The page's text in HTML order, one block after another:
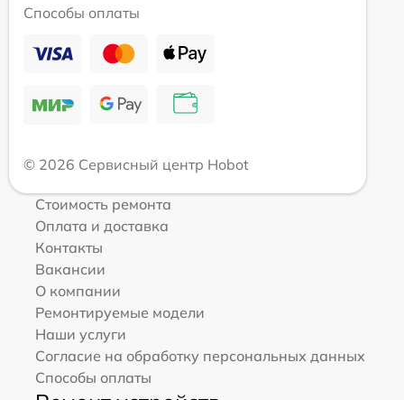
Способы оплаты
© 2026 Сервисный центр Hobot
Стоимость ремонта
Оплата и доставка
Контакты
Вакансии
О компании
Ремонтируемые модели
Наши услуги
Согласие на обработку персональных данных
Способы оплаты